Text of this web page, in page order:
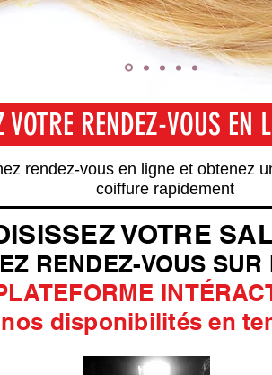
VOTRE RENDEZ-VOUS
VOTRE RENDEZ-VOUS EN
rendez-vous en ligne et obtenez
coiffure rapidement
VOTRE
RENDEZ-VOUS SUR
disponibilités en